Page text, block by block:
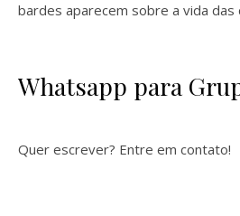
bardes aparecem sobre a vida das
Whatsapp para
Quer escrever? Entre em contato!